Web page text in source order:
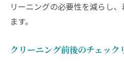
リーニングの必要性を減らし
ます。
クリーニング前後のチェック